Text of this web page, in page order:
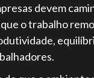
devem
o trabalho